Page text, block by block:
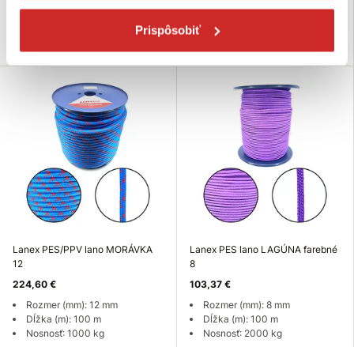
Prispôsobiť
Skladom 5 bal
Lanex PES/PPV lano MORÁVKA
12
224,60 €
Rozmer (mm): 12 mm
Dĺžka (m): 100 m
Nosnosť: 1000 kg
Lanex PES lano LAGÚNA farebné
8
103,37 €
Rozmer (mm): 8 mm
Dĺžka (m): 100 m
Nosnosť: 2000 kg